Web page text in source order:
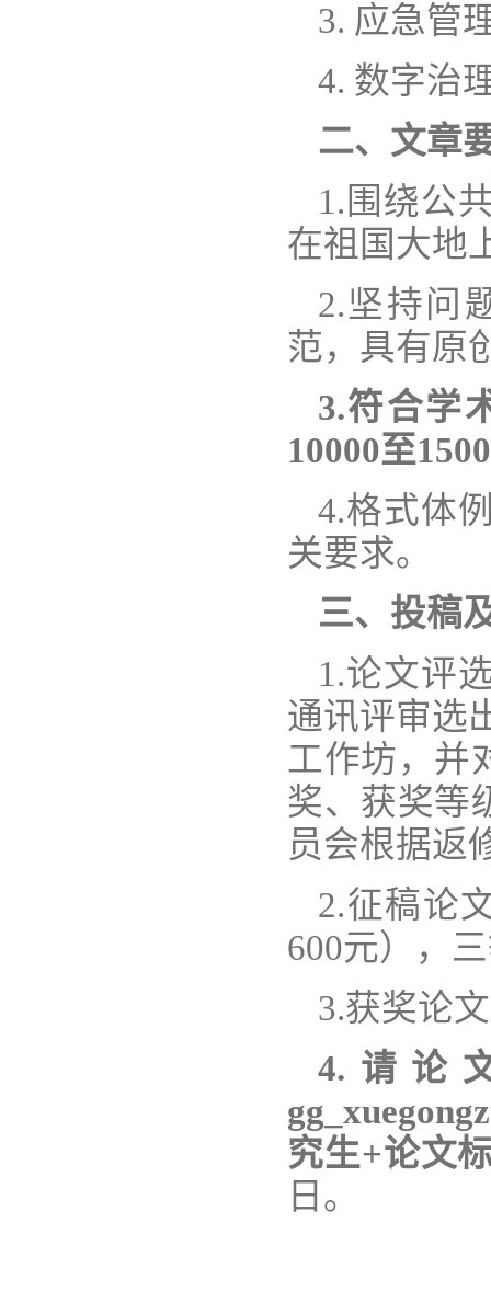
3. 应急管
4. 数字治
二、文章
1.围绕公
在祖国大地
2.坚持问
范，具有原
3.符合学
10000至
4.格式体
关要求。
三、投稿
1.论文评
通讯评审选
工作坊，并
奖、获奖等
员会根据返
2.征稿论
600元），
3.获奖论
4. 请论
究生+论文
日。